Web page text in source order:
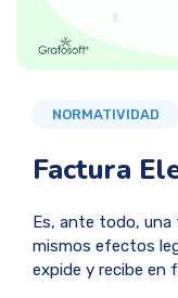
NORMATIVIDAD
Factura
Es, ante todo, una
mismos efectos
expide y recibe en